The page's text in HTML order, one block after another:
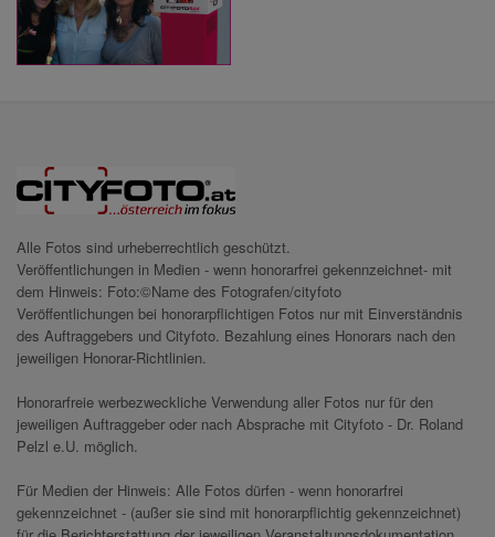
Alle Fotos sind urheberrechtlich geschützt.
Veröffentlichungen in Medien - wenn honorarfrei gekennzeichnet- mit
dem Hinweis: Foto:©Name des Fotografen/cityfoto
Veröffentlichungen bei honorarpflichtigen Fotos nur mit Einverständnis
des Auftraggebers und Cityfoto. Bezahlung eines Honorars nach den
jeweiligen Honorar-Richtlinien.
Honorarfreie werbezweckliche Verwendung aller Fotos nur für den
jeweiligen Auftraggeber oder nach Absprache mit Cityfoto - Dr. Roland
Pelzl e.U. möglich.
Für Medien der Hinweis: Alle Fotos dürfen - wenn honorarfrei
gekennzeichnet - (außer sie sind mit honorarpflichtig gekennzeichnet)